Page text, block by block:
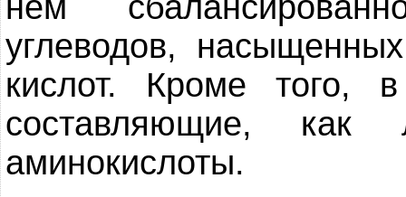
углеводов,
кислот. Кроме того,
составляющие,
аминокислоты.